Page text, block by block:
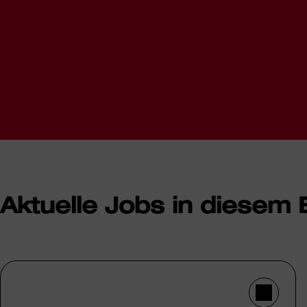
Aktuelle Jobs in diesem